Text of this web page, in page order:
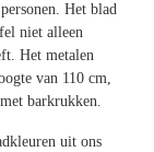
Het blad
niet alleen
Het metalen
van 110 cm,
barkrukken.
uit ons